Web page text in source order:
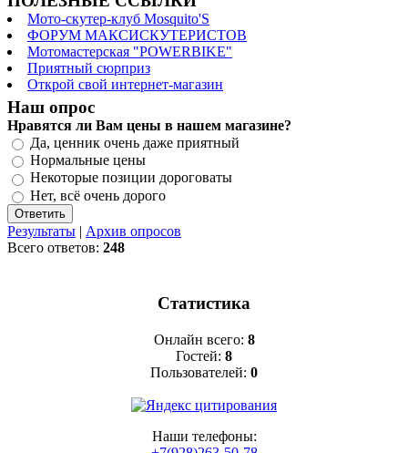
Мото-скутер-клуб Mosquito'S
ФОРУМ МАКСИСКУТЕРИСТОВ
Мотомастерская "POWERBIKE"
Приятный сюрприз
Открой свой интернет-магазин
Наш опрос
Нравятся ли Вам цены в нашем магазине?
Да, ценник очень даже приятный
Нормальные цены
Некоторые позиции дороговаты
Нет, всё очень дорого
Результаты | Архив опросов
Всего ответов: 248
Статистика
Онлайн всего: 8
Гостей: 8
Пользователей: 0
Наши телефоны: